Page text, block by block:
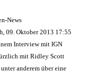
News
09. Oktober 2013 17:55
Interview mit IGN
mit Ridley Scott
anderem über eine